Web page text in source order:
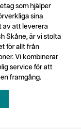
som hjälper
sina
av att leverera
Skåne, är vi stolta
för allt från
Vi kombinerar
service för att
framgång.